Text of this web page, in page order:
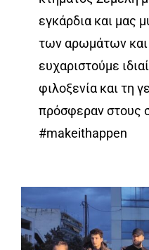
εγκάρδια και μας
των αρωμάτων
ευχαριστούμε
φιλοξενία και τη
πρόσφεραν στους
#makeithappen